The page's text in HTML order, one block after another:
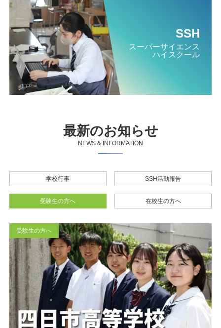
SSH
スーパーサイエンス
ハイスクール
最新のお知らせ
NEWS & INFORMATION
学校行事 SSH活動報告
受験生の方へ 在校生の方へ
受験生の方へ